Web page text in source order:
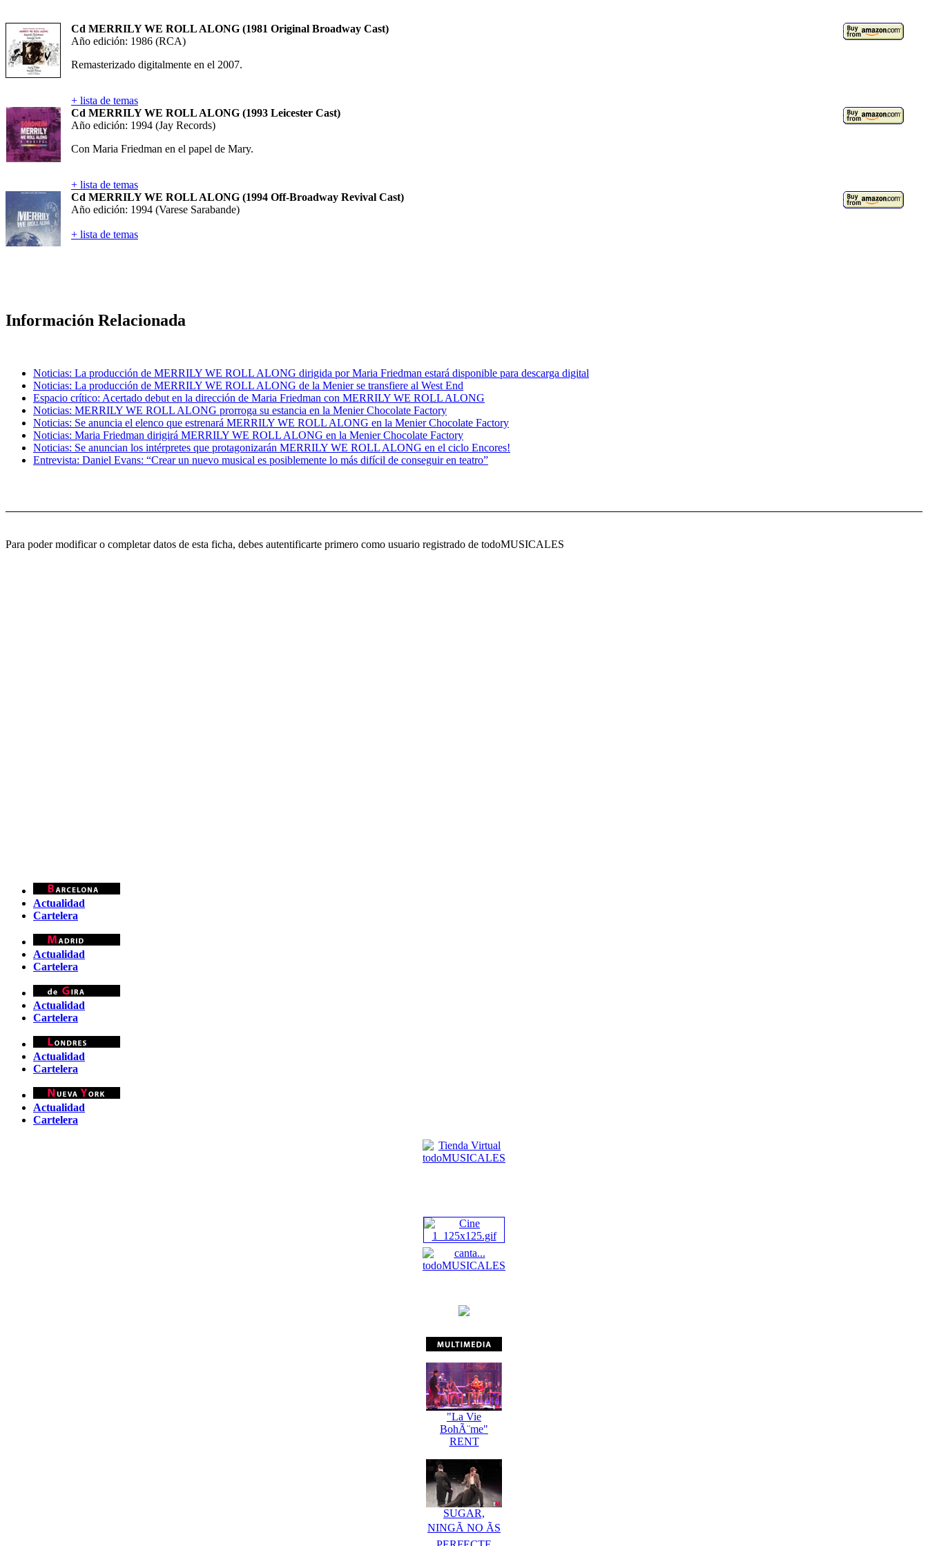
Cd MERRILY WE ROLL ALONG (1981 Original Broadway Cast)
Año edición: 1986 (RCA)
Remasterizado digitalmente en el 2007.
+ lista de temas
Cd MERRILY WE ROLL ALONG (1993 Leicester Cast)
Año edición: 1994 (Jay Records)
Con Maria Friedman en el papel de Mary.
+ lista de temas
Cd MERRILY WE ROLL ALONG (1994 Off-Broadway Revival Cast)
Año edición: 1994 (Varese Sarabande)
+ lista de temas
Información Relacionada
Noticias: La producción de MERRILY WE ROLL ALONG dirigida por Maria Friedman estará disponible para descarga digital
Noticias: La producción de MERRILY WE ROLL ALONG de la Menier se transfiere al West End
Espacio crítico: Acertado debut en la dirección de Maria Friedman con MERRILY WE ROLL ALONG
Noticias: MERRILY WE ROLL ALONG prorroga su estancia en la Menier Chocolate Factory
Noticias: Se anuncia el elenco que estrenará MERRILY WE ROLL ALONG en la Menier Chocolate Factory
Noticias: Maria Friedman dirigirá MERRILY WE ROLL ALONG en la Menier Chocolate Factory
Noticias: Se anuncian los intérpretes que protagonizarán MERRILY WE ROLL ALONG en el ciclo Encores!
Entrevista: Daniel Evans: “Crear un nuevo musical es posiblemente lo más difícil de conseguir en teatro”
Para poder modificar o completar datos de esta ficha, debes autentificarte primero como usuario registrado de todoMUSICALES
Actualidad
Cartelera
Actualidad
Cartelera
Actualidad
Cartelera
Actualidad
Cartelera
Actualidad
Cartelera
"La Vie
BohÃ¨me"
RENT
SUGAR,
NINGÃ NO ÃS